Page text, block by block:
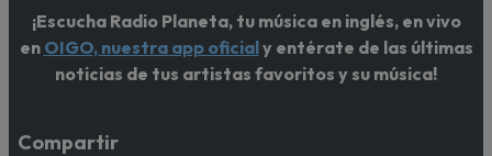
¡Escucha Radio Planeta, tu música en inglés, en vivo
en OIGO, nuestra app oficialy entérate de las últimas
noticias de tus artistas favoritos y su música!
Compartir